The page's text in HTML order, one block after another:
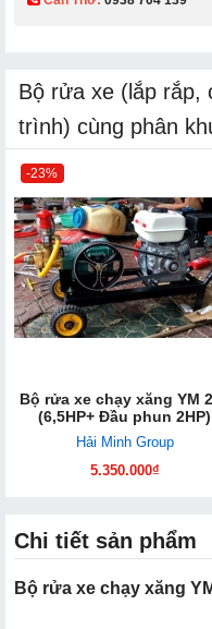
Bộ rửa xe (lắp rắp,
trình) cùng phân
-23%
Bộ rửa xe chạy xăng YM
(6,5HP+ Đầu phun 2HP)
Hải Minh Group
5.350.000₫
Chi tiết sản phẩm
Bộ rửa xe chạy xăng